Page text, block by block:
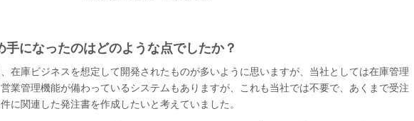
になったのはどのような点でしたか？
在庫ビジネスを想定して開発されたものが多いように思いますが、当社としては在庫管理
業管理機能が備わっているシステムもありますが、これも当社では不要で、あくまで受注
に関連した発注書を作成したいと考えていました。